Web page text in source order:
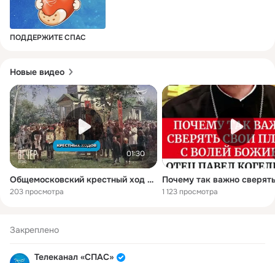
ПОДДЕРЖИТЕ СПАС
Новые видео
01:30
Общемосковский крестный ход наполнит День города духовным смыслом: иерей Александр Волков
203 просмотра 1 123 просмотра
Закреплено
Телеканал «СПАС»